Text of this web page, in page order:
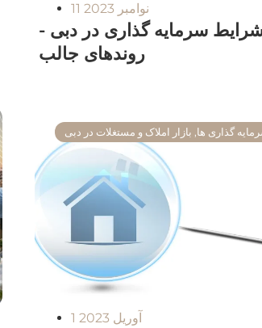
11 نوامبر 2023
سرمایه گذاری در دبی -
روندهای جالب
گذاری ها, بازار املاک و مستغلات در دبی
1 آوریل 2023